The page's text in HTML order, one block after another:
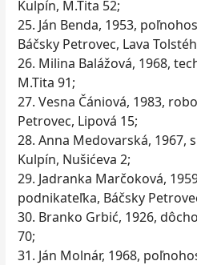
Kulpín, M.Tita 52;
25. Ján Benda, 1953,
Báčsky Petrovec, Lava
26. Milina Balážová, 1968,
M.Tita 91;
27. Vesna Čániová, 1983,
Petrovec, Lipová 15;
28. Anna Medovarská, 1967,
Kulpín, Nušićeva 2;
29. Jadranka Marčoková,
podnikateľka, Báčsky
30. Branko Grbić, 1926,
70;
31. Ján Molnár, 1968,